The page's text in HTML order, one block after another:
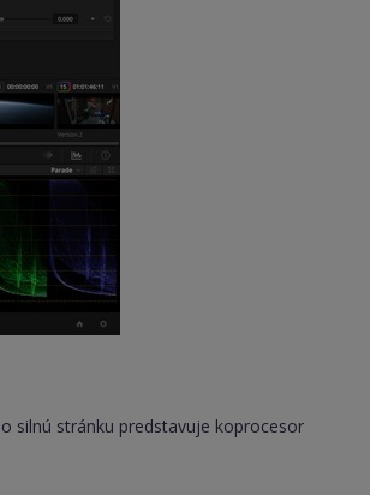
silnú stránku predstavuje koprocesor